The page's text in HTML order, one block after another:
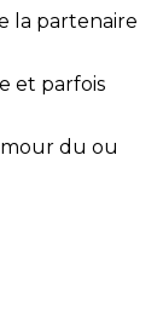
la partenaire
et parfois
du ou